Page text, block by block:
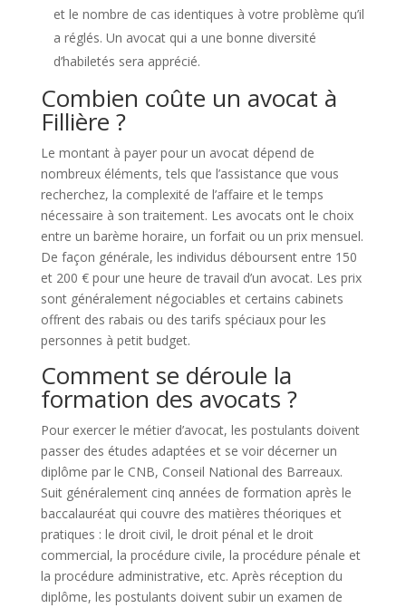
et le nombre de cas identiques à votre problème qu’il
a réglés. Un avocat qui a une bonne diversité
d’habiletés sera apprécié.
Combien coûte un avocat à
Fillière ?
Le montant à payer pour un avocat dépend de
nombreux éléments, tels que l’assistance que vous
recherchez, la complexité de l’affaire et le temps
nécessaire à son traitement. Les avocats ont le choix
entre un barème horaire, un forfait ou un prix mensuel.
De façon générale, les individus déboursent entre 150
et 200 € pour une heure de travail d’un avocat. Les prix
sont généralement négociables et certains cabinets
offrent des rabais ou des tarifs spéciaux pour les
personnes à petit budget.
Comment se déroule la
formation des avocats ?
Pour exercer le métier d’avocat, les postulants doivent
passer des études adaptées et se voir décerner un
diplôme par le CNB, Conseil National des Barreaux.
Suit généralement cinq années de formation après le
baccalauréat qui couvre des matières théoriques et
pratiques : le droit civil, le droit pénal et le droit
commercial, la procédure civile, la procédure pénale et
la procédure administrative, etc. Après réception du
diplôme, les postulants doivent subir un examen de